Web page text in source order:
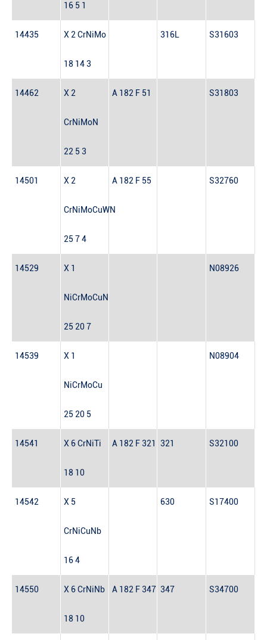
16 5 1
14435 X 2 CrNiMo
18 14 3
316L S31603
14462 X 2
CrNiMoN
22 5 3
A 182 F 51 S31803
14501 X 2
CrNiMoCuWN
25 7 4
A 182 F 55 S32760
14529 X 1
NiCrMoCuN
25 20 7
N08926
14539 X 1
NiCrMoCu
25 20 5
N08904
14541 X 6 CrNiTi
18 10
A 182 F 321 321 S32100
14542 X 5
CrNiCuNb
16 4
630 S17400
14550 X 6 CrNiNb
18 10
A 182 F 347 347 S34700